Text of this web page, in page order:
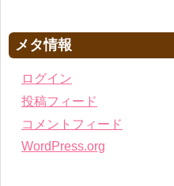
メタ情報
ログイン
投稿フィード
コメントフィード
WordPress.org